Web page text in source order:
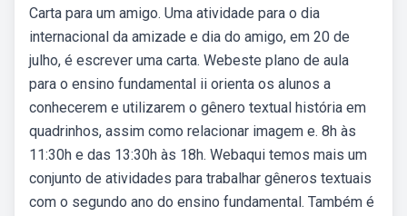
Carta para um amigo. Uma atividade para o dia
internacional da amizade e dia do amigo, em 20 de
julho, é escrever uma carta. Webeste plano de aula
para o ensino fundamental ii orienta os alunos a
conhecerem e utilizarem o gênero textual história em
quadrinhos, assim como relacionar imagem e. 8h às
11:30h e das 13:30h às 18h. Webaqui temos mais um
conjunto de atividades para trabalhar gêneros textuais
com o segundo ano do ensino fundamental. Também é